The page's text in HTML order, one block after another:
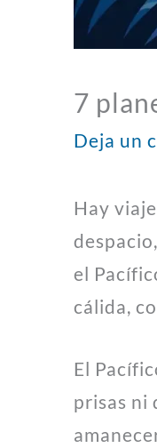
7
Deja un
Hay
el
cálida,
El
prisas ni